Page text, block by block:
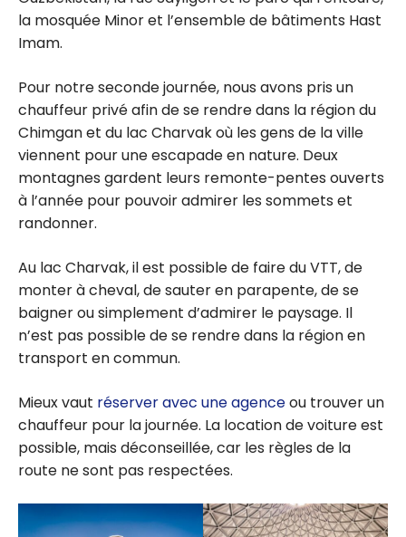
la mosquée Minor et l’ensemble de bâtiments Hast
Imam.
Pour notre seconde journée, nous avons pris un
chauffeur privé afin de se rendre dans la région du
Chimgan et du lac Charvak où les gens de la ville
viennent pour une escapade en nature. Deux
montagnes gardent leurs remonte-pentes ouverts
à l’année pour pouvoir admirer les sommets et
randonner.
Au lac Charvak, il est possible de faire du VTT, de
monter à cheval, de sauter en parapente, de se
baigner ou simplement d’admirer le paysage. Il
n’est pas possible de se rendre dans la région en
transport en commun.
Mieux vaut réserver avec une agenceou trouver un
chauffeur pour la journée. La location de voiture est
possible, mais déconseillée, car les règles de la
route ne sont pas respectées.